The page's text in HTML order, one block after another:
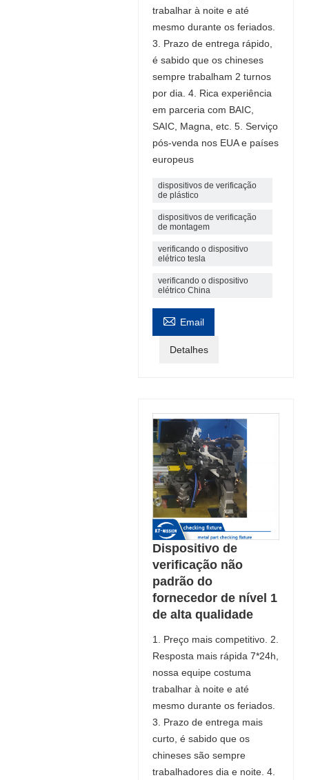
trabalhar à noite e até
mesmo durante os feriados.
3. Prazo de entrega rápido,
é sabido que os chineses
sempre trabalham 2 turnos
por dia. 4. Rica experiência
em parceria com BAIC,
SAIC, Magna, etc. 5. Serviço
pós-venda nos EUA e países
europeus
dispositivos de verificação
de plástico
dispositivos de verificação
de montagem
verificando o dispositivo
elétrico tesla
verificando o dispositivo
elétrico China
 Email
Detalhes
Dispositivo de
verificação não
padrão do
fornecedor de nível 1
de alta qualidade
1. Preço mais competitivo. 2.
Resposta mais rápida 7*24h,
nossa equipe costuma
trabalhar à noite e até
mesmo durante os feriados.
3. Prazo de entrega mais
curto, é sabido que os
chineses são sempre
trabalhadores dia e noite. 4.